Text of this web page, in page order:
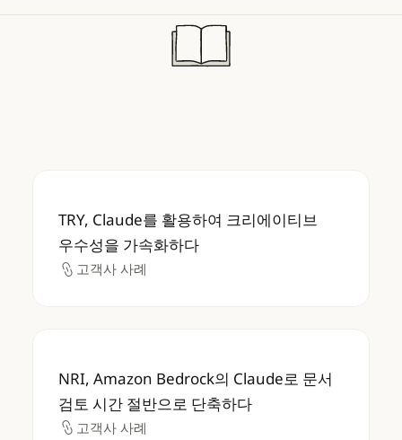
TRY, Claude를 활용하여 크리에이티브 우수
TRY, Claude를 활용하여 크리에이티브
우수성을 가속화하다
고객사 사례
고객사 사례
NRI, Amazon Bedrock의 Claude로 문서 검
NRI, Amazon Bedrock의 Claude로 문서
검토 시간 절반으로 단축하다
고객사 사례
고객사 사례